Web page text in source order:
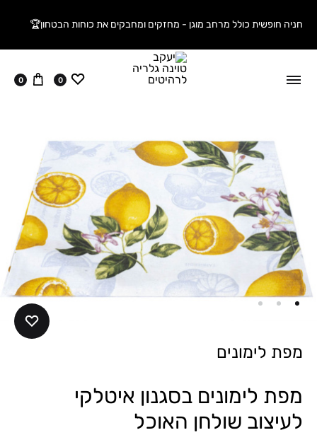
חניה חופשית כולל מרחב מוגן - מחזקים ומחבקים את כוחות הבטחון🏆
ווישליסט
0 עגלה
0
מפת לימונים
מפת לימונים בסגנון איטלקי
לעיצוב שולחן האוכל